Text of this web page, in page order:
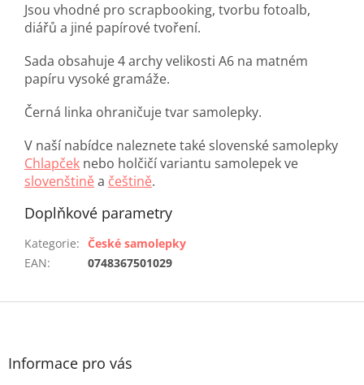
Jsou vhodné pro scrapbooking, tvorbu fotoalb,
diářů a jiné papírové tvoření.
Sada obsahuje 4 archy velikosti A6 na matném
papíru vysoké gramáže.
Černá linka ohraničuje tvar samolepky.
V naší nabídce naleznete také slovenské samolepky
Chlapček nebo holčičí variantu samolepek ve
slovenštiněa češtině.
Doplňkové parametry
Kategorie: České samolepky
EAN: 0748367501029
Z
Informace pro vás